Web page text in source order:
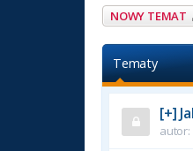
NOWY TEMAT
Tematy
[+]
autor: